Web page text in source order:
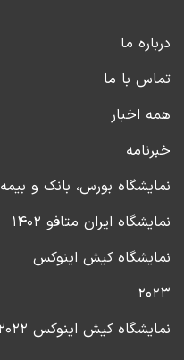
درباره ما
تماس با ما
همه اخبار
خبرنامه
نمایشگاه بورس، بانک و بیمه
نمایشگاه ایران متافو ۱۴۰۲
نمایشگاه کیش اینوکس
۲۰۲۳
نمایشگاه کیش اینوکس ۲۰۲۲